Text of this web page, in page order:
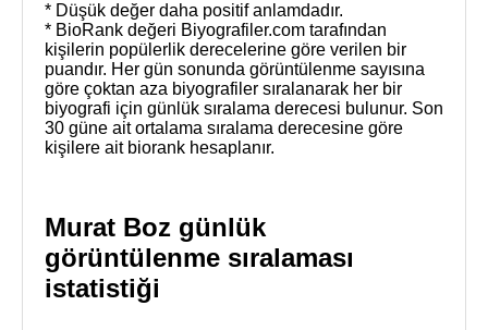
* Düşük değer daha positif anlamdadır.
* BioRank değeri Biyografiler.com tarafından
kişilerin popülerlik derecelerine göre verilen bir
puandır. Her gün sonunda görüntülenme sayısına
göre çoktan aza biyografiler sıralanarak her bir
biyografi için günlük sıralama derecesi bulunur. Son
30 güne ait ortalama sıralama derecesine göre
kişilere ait biorank hesaplanır.
Murat Boz günlük
görüntülenme sıralaması
istatistiği